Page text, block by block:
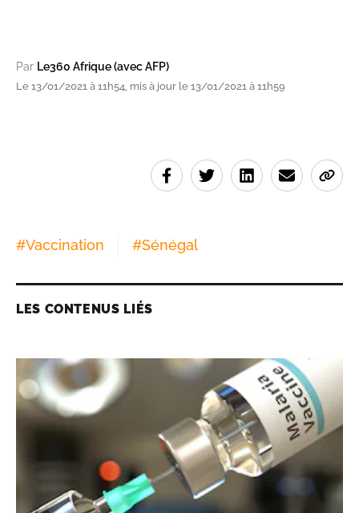
Par Le360 Afrique (avec AFP)
Le 13/01/2021 à 11h54, mis à jour le 13/01/2021 à 11h59
#Vaccination #Sénégal
LES CONTENUS LIÉS